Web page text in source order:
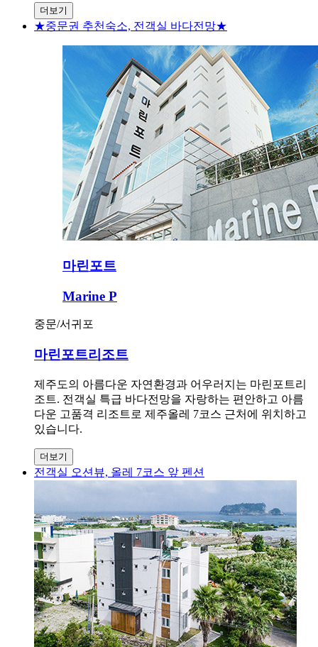
더보기
★중문권 추천숙소, 전객실 바다전망★
마린포트
Marine P
중문/서귀포
마린포트리조트
제주도의 아름다운 자연환경과 어우러지는 마린포트리
조트. 전객실 특급 바다전망을 자랑하는 편안하고 아름
다운 고품격 리조트로 제주올레 7코스 근처에 위치하고
있습니다.
더보기
전객실 오션뷰, 올레 7코스 앞 펜션